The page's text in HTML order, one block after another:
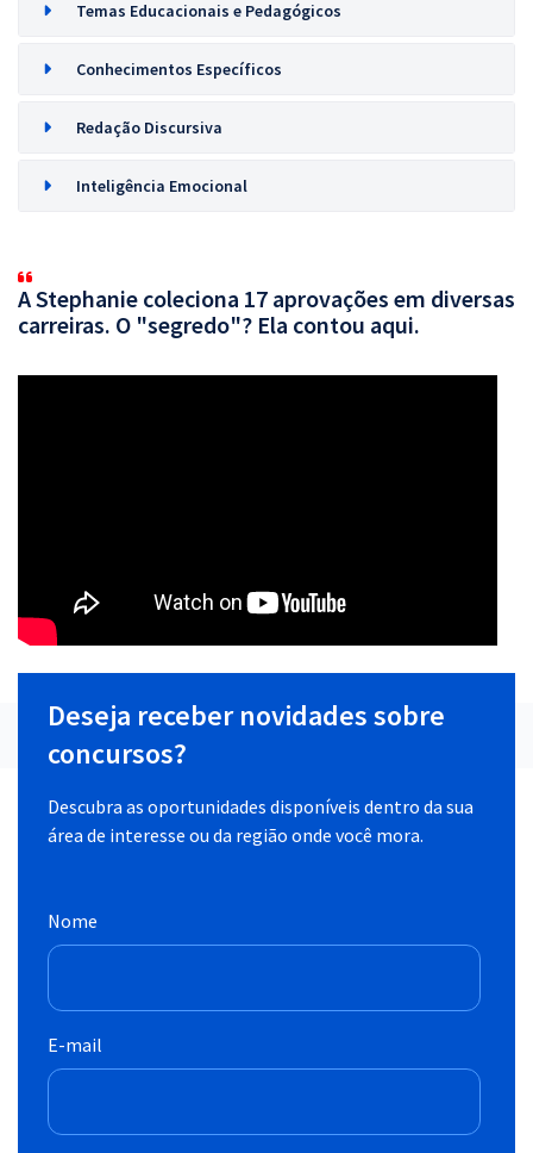
Temas Educacionais e Pedagógicos
Conhecimentos Específicos
Redação Discursiva
Inteligência Emocional
A Stephanie coleciona 17 aprovações em diversas
carreiras. O "segredo"? Ela contou aqui.
Deseja receber novidades sobre
concursos?
Descubra as oportunidades disponíveis dentro da sua
área de interesse ou da região onde você mora.
Nome
E-mail